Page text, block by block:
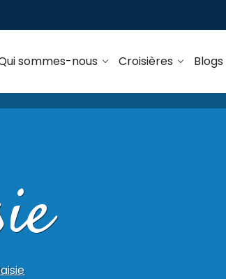
sommes-nous Croisières Blogs